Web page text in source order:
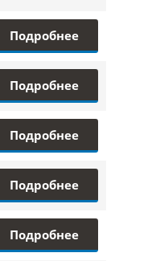
Подробнее
Подробнее
Подробнее
Подробнее
Подробнее